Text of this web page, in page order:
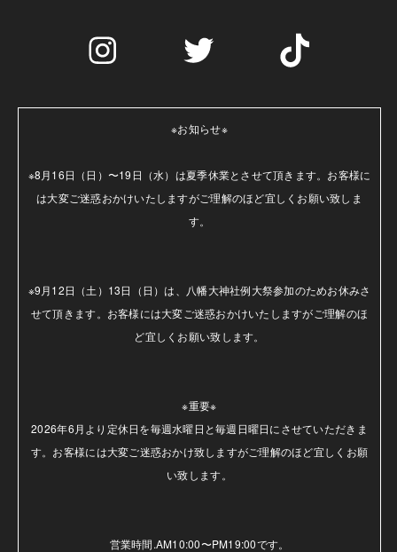
※お知らせ※
※8月16日（日）〜19日（水）は夏季休業とさせて頂きます。お客様に
は大変ご迷惑おかけいたしますがご理解のほど宜しくお願い致しま
す。
※9月12日（土）13日（日）は、八幡大神社例大祭参加のためお休みさ
せて頂きます。お客様には大変ご迷惑おかけいたしますがご理解のほ
ど宜しくお願い致します。
※重要※
2026年6月より定休日を毎週水曜日と毎週日曜日にさせていただきま
す。お客様には大変ご迷惑おかけ致しますがご理解のほど宜しくお願
い致します。
営業時間.AM10:00〜PM19:00です。